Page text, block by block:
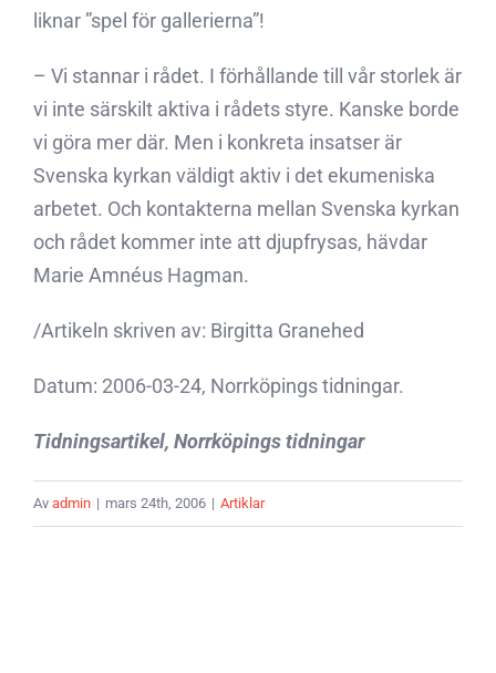
liknar ”spel för gallerierna”!
– Vi stannar i rådet. I förhållande till vår storlek är
vi inte särskilt aktiva i rådets styre. Kanske borde
vi göra mer där. Men i konkreta insatser är
Svenska kyrkan väldigt aktiv i det ekumeniska
arbetet. Och kontakterna mellan Svenska kyrkan
och rådet kommer inte att djupfrysas, hävdar
Marie Amnéus Hagman.
/Artikeln skriven av: Birgitta Granehed
Datum: 2006-03-24, Norrköpings tidningar.
Tidningsartikel, Norrköpings tidningar
Av admin | mars 24th, 2006 | Artiklar